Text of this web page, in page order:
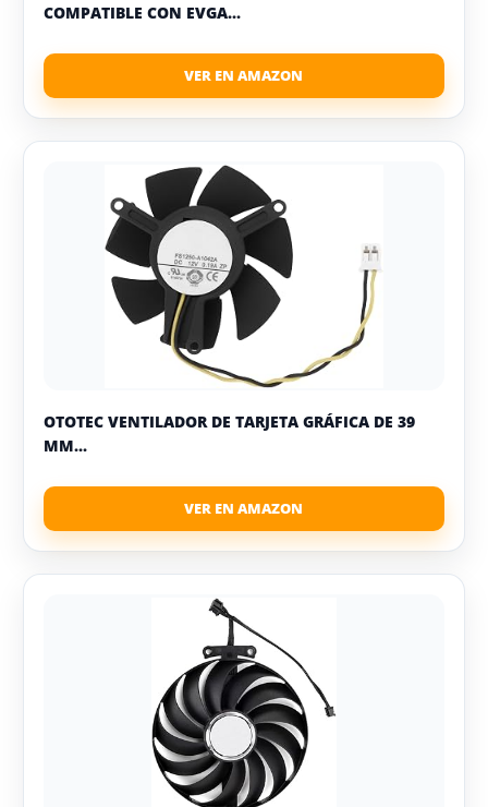
COMPATIBLE CON EVGA...
OTOTEC VENTILADOR DE TARJETA GRÁFICA DE 39
MM...